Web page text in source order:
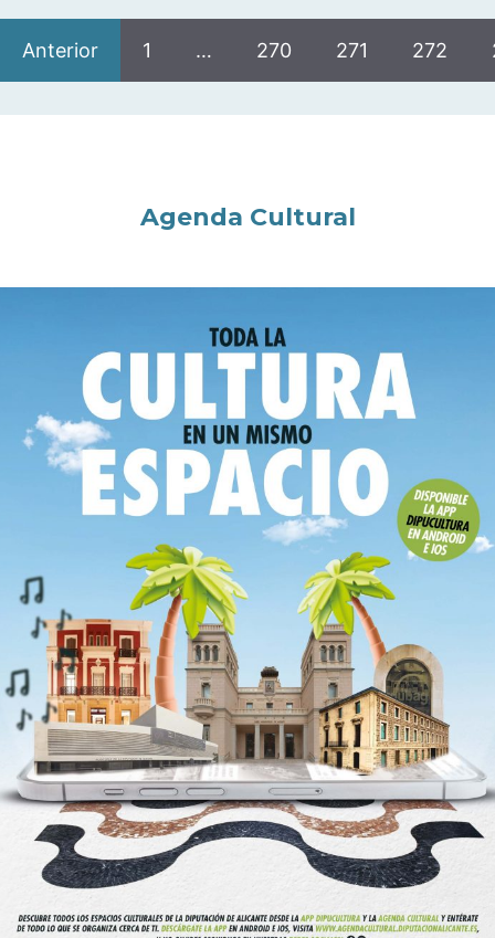
Anterior 1 … 270 271 272
Agenda Cultural